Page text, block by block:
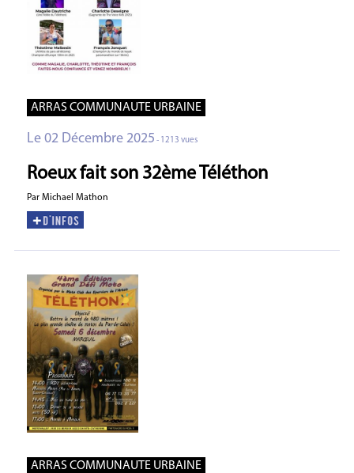
ARRAS COMMUNAUTE URBAINE
Le 02 Décembre 2025 - 1213 vues
Roeux fait son 32ème Téléthon
Par Michael Mathon
ARRAS COMMUNAUTE URBAINE